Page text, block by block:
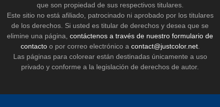
que son propiedad de sus respectivos titulares.
Este sitio no está afiliado, patrocinado ni aprobado por los titulares
de los derechos. Si usted es titular de derechos y desea que se
elimine una página, contáctenos a través de nuestro formulario de
contactoo por correo electrónico a contact@justcolor.net.
Las páginas para colorear están destinadas únicamente a uso
privado y conforme a la legislación de derechos de autor.